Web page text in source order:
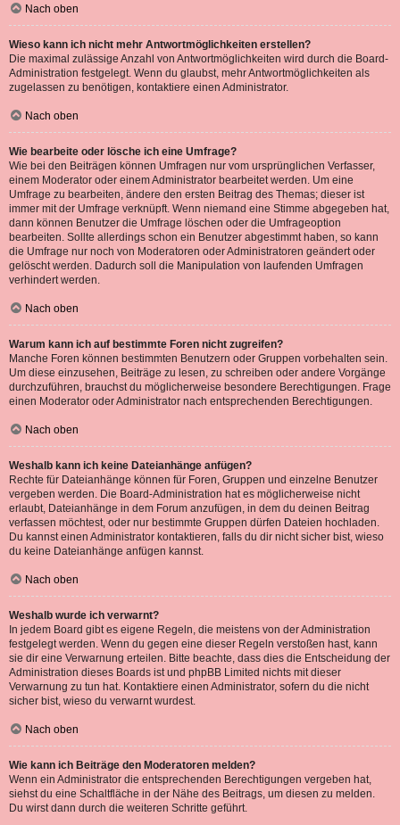
Nach oben
Wieso kann ich nicht mehr Antwortmöglichkeiten erstellen?
Die maximal zulässige Anzahl von Antwortmöglichkeiten wird durch die Board-
Administration festgelegt. Wenn du glaubst, mehr Antwortmöglichkeiten als
zugelassen zu benötigen, kontaktiere einen Administrator.
Nach oben
Wie bearbeite oder lösche ich eine Umfrage?
Wie bei den Beiträgen können Umfragen nur vom ursprünglichen Verfasser,
einem Moderator oder einem Administrator bearbeitet werden. Um eine
Umfrage zu bearbeiten, ändere den ersten Beitrag des Themas; dieser ist
immer mit der Umfrage verknüpft. Wenn niemand eine Stimme abgegeben hat,
dann können Benutzer die Umfrage löschen oder die Umfrageoption
bearbeiten. Sollte allerdings schon ein Benutzer abgestimmt haben, so kann
die Umfrage nur noch von Moderatoren oder Administratoren geändert oder
gelöscht werden. Dadurch soll die Manipulation von laufenden Umfragen
verhindert werden.
Nach oben
Warum kann ich auf bestimmte Foren nicht zugreifen?
Manche Foren können bestimmten Benutzern oder Gruppen vorbehalten sein.
Um diese einzusehen, Beiträge zu lesen, zu schreiben oder andere Vorgänge
durchzuführen, brauchst du möglicherweise besondere Berechtigungen. Frage
einen Moderator oder Administrator nach entsprechenden Berechtigungen.
Nach oben
Weshalb kann ich keine Dateianhänge anfügen?
Rechte für Dateianhänge können für Foren, Gruppen und einzelne Benutzer
vergeben werden. Die Board-Administration hat es möglicherweise nicht
erlaubt, Dateianhänge in dem Forum anzufügen, in dem du deinen Beitrag
verfassen möchtest, oder nur bestimmte Gruppen dürfen Dateien hochladen.
Du kannst einen Administrator kontaktieren, falls du dir nicht sicher bist, wieso
du keine Dateianhänge anfügen kannst.
Nach oben
Weshalb wurde ich verwarnt?
In jedem Board gibt es eigene Regeln, die meistens von der Administration
festgelegt werden. Wenn du gegen eine dieser Regeln verstoßen hast, kann
sie dir eine Verwarnung erteilen. Bitte beachte, dass dies die Entscheidung der
Administration dieses Boards ist und phpBB Limited nichts mit dieser
Verwarnung zu tun hat. Kontaktiere einen Administrator, sofern du die nicht
sicher bist, wieso du verwarnt wurdest.
Nach oben
Wie kann ich Beiträge den Moderatoren melden?
Wenn ein Administrator die entsprechenden Berechtigungen vergeben hat,
siehst du eine Schaltfläche in der Nähe des Beitrags, um diesen zu melden.
Du wirst dann durch die weiteren Schritte geführt.